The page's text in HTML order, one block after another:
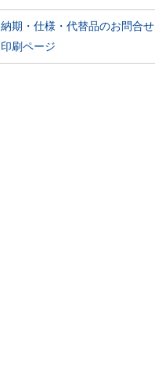
納期・仕様・代替品のお問合せ
印刷ページ